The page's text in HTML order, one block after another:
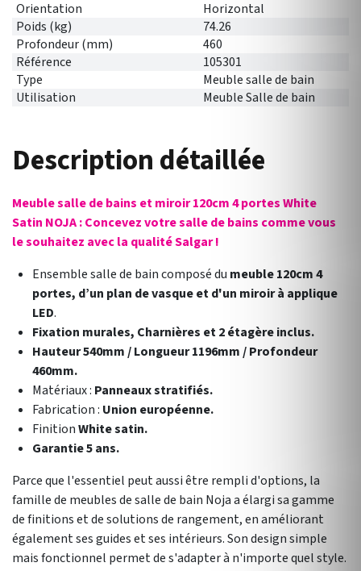
Orientation
Horizontal
Poids (kg)
74.26
Profondeur (mm)
460
Référence
105301
Type
Meuble salle de bain
Utilisation
Meuble Salle de bain
Description détaillée
Meuble salle de bains et miroir 120cm 4 portes White
Satin NOJA : Concevez votre salle de bains comme vous
le souhaitez avec la qualité Salgar !
Ensemble salle de bain composé du meuble 120cm 4
portes, d’un plan de vasque et d'un miroir à applique
LED.
Fixation murales, Charnières et 2 étagère inclus.
Hauteur 540mm / Longueur 1196mm / Profondeur
460mm.
Matériaux : Panneaux stratifiés.
Fabrication : Union européenne.
FinitionWhite satin.
Garantie 5 ans.
Parce que l'essentiel peut aussi être rempli d'options, la
famille de meubles de salle de bain Noja a élargi sa gamme
de finitions et de solutions de rangement, en améliorant
également ses guides et ses intérieurs. Son design simple
mais fonctionnel permet de s'adapter à n'importe quel style.